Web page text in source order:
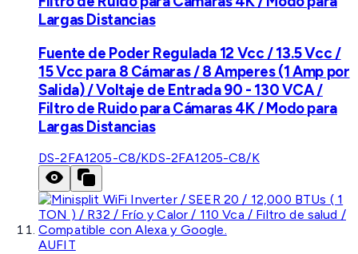
Largas Distancias
Fuente de Poder Regulada 12 Vcc / 13.5 Vcc /
15 Vcc para 8 Cámaras / 8 Amperes (1 Amp por
Salida) / Voltaje de Entrada 90 - 130 VCA /
Filtro de Ruido para Cámaras 4K / Modo para
Largas Distancias
DS-2FA1205-C8/KDS-2FA1205-C8/K
AUFIT